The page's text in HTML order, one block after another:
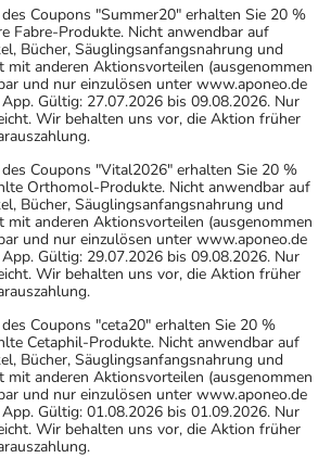
Coupons "Summer20" erhalten Sie 20 %
Fabre-Produkte. Nicht anwendbar auf
Bücher, Säuglingsanfangsnahrung und
mit anderen Aktionsvorteilen (ausgenommen
und nur einzulösen unter www.aponeo.de
Gültig: 27.07.2026 bis 09.08.2026. Nur
Wir behalten uns vor, die Aktion früher
Coupons "Vital2026" erhalten Sie 20 %
Orthomol-Produkte. Nicht anwendbar auf
Bücher, Säuglingsanfangsnahrung und
mit anderen Aktionsvorteilen (ausgenommen
und nur einzulösen unter www.aponeo.de
Gültig: 29.07.2026 bis 09.08.2026. Nur
Wir behalten uns vor, die Aktion früher
Coupons "ceta20" erhalten Sie 20 %
Cetaphil-Produkte. Nicht anwendbar auf
Bücher, Säuglingsanfangsnahrung und
mit anderen Aktionsvorteilen (ausgenommen
und nur einzulösen unter www.aponeo.de
Gültig: 01.08.2026 bis 01.09.2026. Nur
Wir behalten uns vor, die Aktion früher